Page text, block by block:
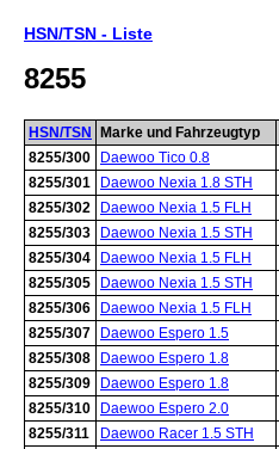
HSN/TSN - Liste
8255
HSN/TSN Marke und Fahrzeugtyp
8255/300
Daewoo Tico 0.8
8255/301
Daewoo Nexia 1.8 STH
8255/302
Daewoo Nexia 1.5 FLH
8255/303
Daewoo Nexia 1.5 STH
8255/304
Daewoo Nexia 1.5 FLH
8255/305
Daewoo Nexia 1.5 STH
8255/306
Daewoo Nexia 1.5 FLH
8255/307
Daewoo Espero 1.5
8255/308
Daewoo Espero 1.8
8255/309
Daewoo Espero 1.8
8255/310
Daewoo Espero 2.0
8255/311
Daewoo Racer 1.5 STH